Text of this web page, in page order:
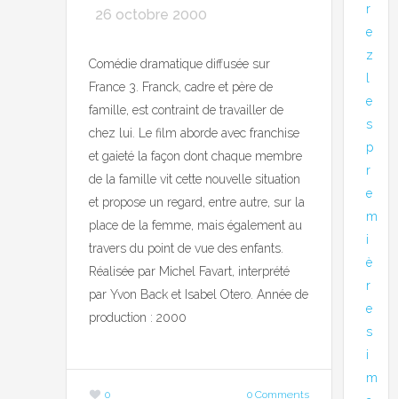
26 octobre 2000
Comédie dramatique diffusée sur
France 3. Franck, cadre et père de
famille, est contraint de travailler de
chez lui. Le film aborde avec franchise
et gaieté la façon dont chaque membre
de la famille vit cette nouvelle situation
et propose un regard, entre autre, sur la
place de la femme, mais également au
travers du point de vue des enfants.
Réalisée par Michel Favart, interprété
par Yvon Back et Isabel Otero. Année de
production : 2000
0 0 Comments
r
e
z
e
s
p
r
e
m
i
è
r
e
s
i
m